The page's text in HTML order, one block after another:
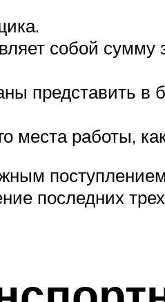
собой сумму
представить в
места работы,
последних